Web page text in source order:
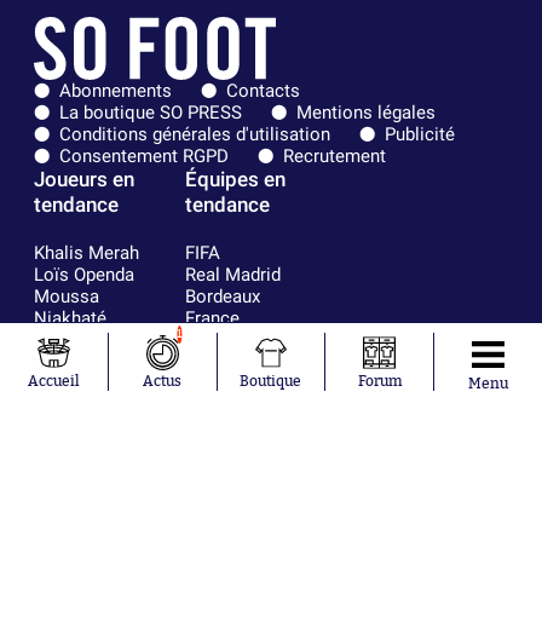
Abonnements
Contacts
La boutique SO PRESS
Mentions légales
Conditions générales d'utilisation
Publicité
Consentement RGPD
Recrutement
Joueurs en
tendance
Khalis Merah
Loïs Openda
Moussa
Niakhaté
Nicolás
Tagliafico
Pavel Šulc
Équipes en
tendance
FIFA
Real Madrid
Bordeaux
France
Chelsea
Paris Saint-
Germain
Accueil
1
Actus Boutique Forum Menu